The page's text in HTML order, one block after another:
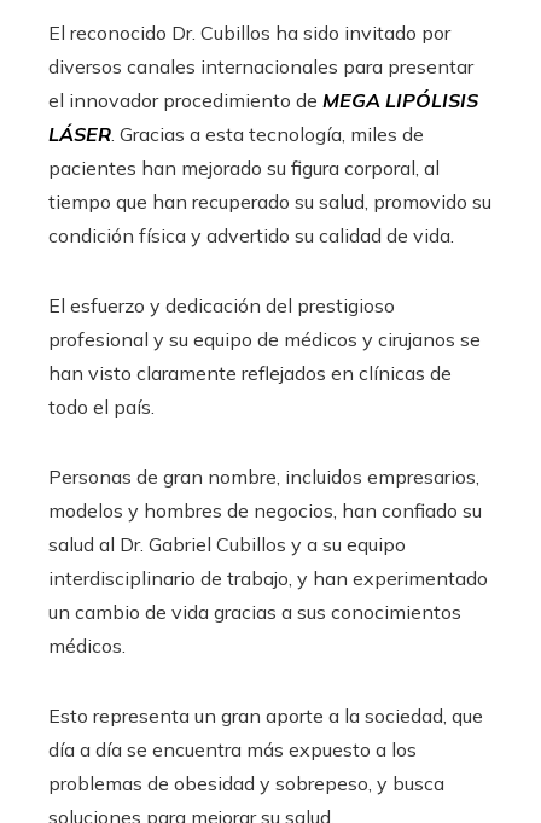
El reconocido Dr. Cubillos ha sido invitado por
diversos canales internacionales para presentar
el innovador procedimiento de MEGA LIPÓLISIS
LÁSER . Gracias a esta tecnología, miles de
pacientes han mejorado su figura corporal, al
tiempo que han recuperado su salud, promovido su
condición física y advertido su calidad de vida.
El esfuerzo y dedicación del prestigioso
profesional y su equipo de médicos y cirujanos se
han visto claramente reflejados en clínicas de
todo el país.
Personas de gran nombre, incluidos empresarios,
modelos y hombres de negocios, han confiado su
salud al Dr. Gabriel Cubillos y a su equipo
interdisciplinario de trabajo, y han experimentado
un cambio de vida gracias a sus conocimientos
médicos.
Esto representa un gran aporte a la sociedad, que
día a día se encuentra más expuesto a los
problemas de obesidad y sobrepeso, y busca
soluciones para mejorar su salud.